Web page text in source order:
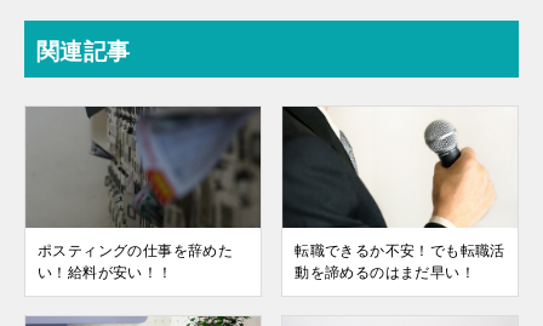
関連記事
ポスティングの仕事を辞めた
い！給料が安い！！
転職できるか不安！でも転職活
動を諦めるのはまだ早い！